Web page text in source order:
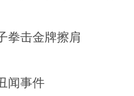
拳击金牌擦肩
闻事件